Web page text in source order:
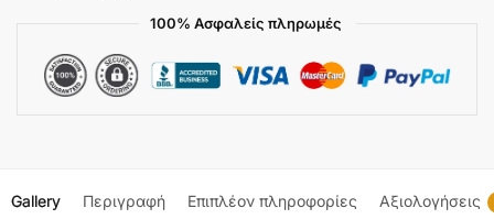
100% Ασφαλείς πληρωμές
Gallery Περιγραφή Επιπλέον πληροφορίες Αξιολογήσεις